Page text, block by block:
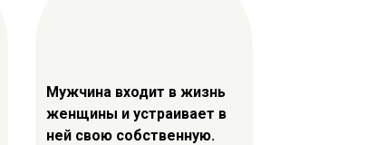
Мужчина входит в жизнь
женщины и устраивает в
ней свою собственную.